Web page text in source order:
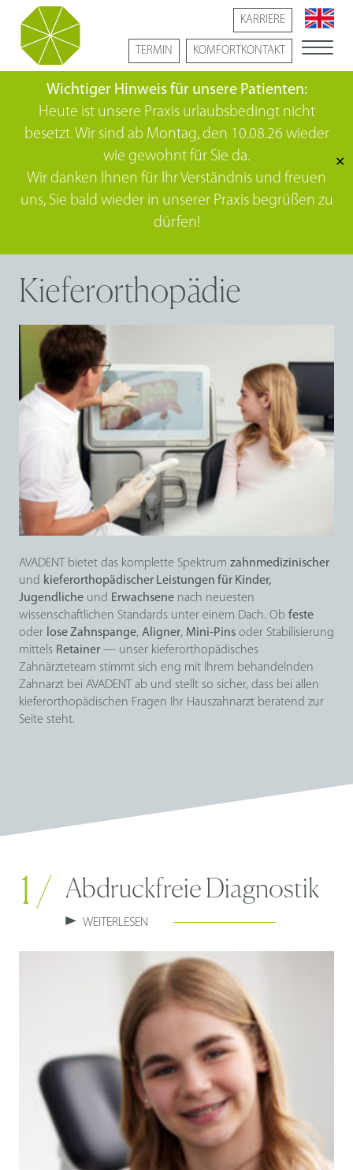
Wichtiger Hinweis für unsere Patienten:
Heute ist unsere Praxis urlaubsbedingt nicht
besetzt. Wir sind ab Montag, den 10.08.26 wieder
wie gewohnt für Sie da.
Wir danken Ihnen für Ihr Verständnis und freuen
uns, Sie bald wieder in unserer Praxis begrüßen zu
dürfen!
✕
KOMFORTKONTAKT
TERMIN
KARRIERE
Kieferorthopädie
AVADENT bietet das komplette Spektrum zahnmedizinischer
und kieferorthopädischer Leistungen für Kinder,
Jugendliche und Erwachsene nach neuesten
wissenschaftlichen Standards unter einem Dach. Ob feste
oder lose Zahnspange, Aligner, Mini-Pins oder Stabilisierung
mittels Retainer — unser kieferorthopädisches
Zahnärzteteam stimmt sich eng mit Ihrem behandelnden
Zahnarzt bei AVADENT ab und stellt so sicher, dass bei allen
kieferorthopädischen Fragen Ihr Hauszahnarzt beratend zur
Seite steht.
1 / Abdruckfreie Diagnostik
WEITERLESEN